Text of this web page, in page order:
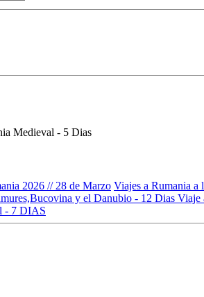
2026 // 28 de Marzo Viajes a Rumania a
y el Danubio - 12 Dias Viaje
- 7 DIAS